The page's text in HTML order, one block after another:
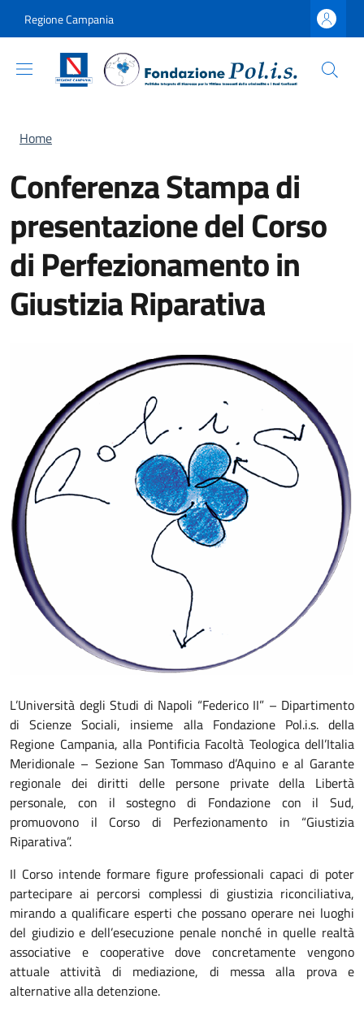
Regione Campania
Briciole di pane
Home
Conferenza Stampa di
presentazione del Corso
di Perfezionamento in
Giustizia Riparativa
L’Università degli Studi di Napoli “Federico II” – Dipartimento
di Scienze Sociali, insieme alla Fondazione Pol.i.s. della
Regione Campania, alla Pontificia Facoltà Teologica dell’Italia
Meridionale – Sezione San Tommaso d’Aquino e al Garante
regionale dei diritti delle persone private della Libertà
personale, con il sostegno di Fondazione con il Sud,
promuovono il Corso di Perfezionamento in “Giustizia
Riparativa”.
Il Corso intende formare figure professionali capaci di poter
partecipare ai percorsi complessi di giustizia riconciliativa,
mirando a qualificare esperti che possano operare nei luoghi
del giudizio e dell’esecuzione penale nonché in quelle realtà
associative e cooperative dove concretamente vengono
attuale attività di mediazione, di messa alla prova e
alternative alla detenzione.